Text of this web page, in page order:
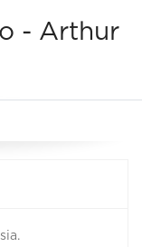
- Arthur